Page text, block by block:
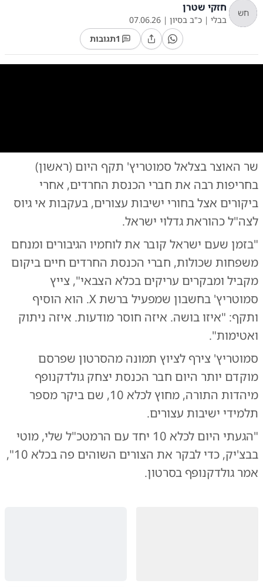
חש חזקי שטרן
בבלי | כ"ב בסיון |
07.06.26
1תגובות
הסרטון שפרסם גולדקנופף אחרי ביקורו בכלא 10
שר האוצר בצלאל סמוטריץ' תקף היום (ראשון)
בחריפות רבה את חברי הכנסת החרדים, אחרי
ביקורים אצל בחורי ישיבות עצורים, בעקבות אי גיוס
לצה"ל כהוראת גדלוי ישראל.
"בזמן שעם ישראל קובר את לוחמיו הגיבורים ומנחם
משפחות שכולות, חברי הכנסת החרדים חיים ביקום
מקביל ומבקרים עריקים בכלא הצבאי", צייץ
סמוטריץ' בחשבון שמפעיל ברשת X. הוא הוסיף
ותקף: "איזו בושה. איזה חוסר מודעות. איזה ​ניתוק
ואטימות".
סמוטריץ' צירף לציוץ תמונה מהסרטון שפרסם
מוקדם יותר היום חבר הכנסת יצחק גולדקנופף
מיהדות התורה, מחוץ לכלא 10, שם ביקר מספר
תלמידי ישיבות עצורים.
"הגעתי היום לכלא 10 יחד עם הרמטכ"ל שלי, מוטי
בבצ'יק, כדי לבקר את הצורים השוהים פה בכלא 10",
אמר גולדקנופף בסרטון.